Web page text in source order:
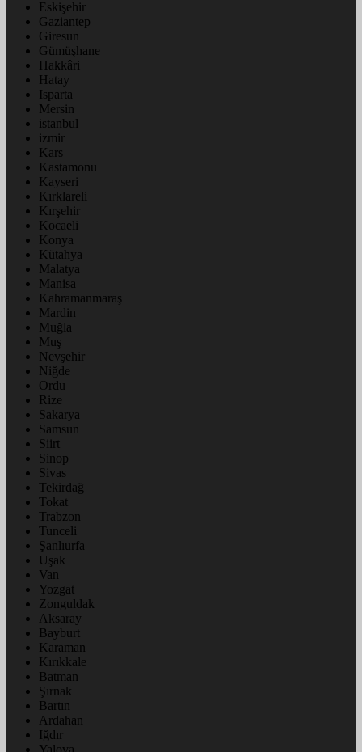
Eskişehir
Gaziantep
Giresun
Gümüşhane
Hakkâri
Hatay
Isparta
Mersin
istanbul
izmir
Kars
Kastamonu
Kayseri
Kırklareli
Kırşehir
Kocaeli
Konya
Kütahya
Malatya
Manisa
Kahramanmaraş
Mardin
Muğla
Muş
Nevşehir
Niğde
Ordu
Rize
Sakarya
Samsun
Siirt
Sinop
Sivas
Tekirdağ
Tokat
Trabzon
Tunceli
Şanlıurfa
Uşak
Van
Yozgat
Zonguldak
Aksaray
Bayburt
Karaman
Kırıkkale
Batman
Şırnak
Bartın
Ardahan
Iğdır
Yalova